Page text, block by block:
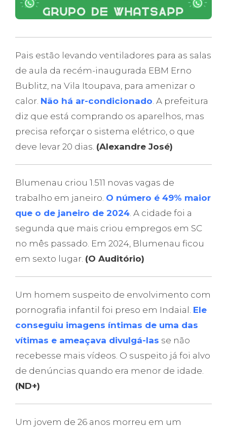
Pais estão levando ventiladores para as salas
de aula da recém-inaugurada EBM Erno
Bublitz, na Vila Itoupava, para amenizar o
calor. Não há ar-condicionado. A prefeitura
diz que está comprando os aparelhos, mas
precisa reforçar o sistema elétrico, o que
deve levar 20 dias. (Alexandre José)
Blumenau criou 1.511 novas vagas de
trabalho em janeiro. O número é 49% maior
que o de janeiro de 2024. A cidade foi a
segunda que mais criou empregos em SC
no mês passado. Em 2024, Blumenau ficou
em sexto lugar. (O Auditório)
Um homem suspeito de envolvimento com
pornografia infantil foi preso em Indaial. Ele
conseguiu imagens íntimas de uma das
vítimas e ameaçava divulgá-las se não
recebesse mais vídeos. O suspeito já foi alvo
de denúncias quando era menor de idade.
(ND+)
Um jovem de 26 anos morreu em um